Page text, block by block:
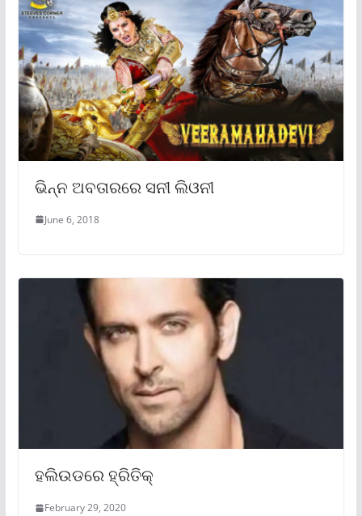
ଭିନ୍ନ ଅବତାରରେ ସନୀ ଲିଓନୀ
June 6, 2018
ହଲିଉଡରେ ହ୍ରିତିକ୍
February 29, 2020